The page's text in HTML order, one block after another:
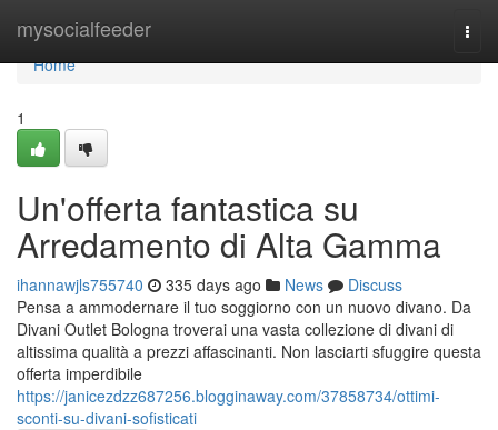
mysocialfeeder
Home
Home
1
Un'offerta fantastica su
Arredamento di Alta Gamma
ihannawjls755740 335 days ago News
Discuss
Pensa a ammodernare il tuo soggiorno con un nuovo divano. Da
Divani Outlet Bologna troverai una vasta collezione di divani di
altissima qualità a prezzi affascinanti. Non lasciarti sfuggire questa
offerta imperdibile
https://janicezdzz687256.blogginaway.com/37858734/ottimi-
sconti-su-divani-sofisticati